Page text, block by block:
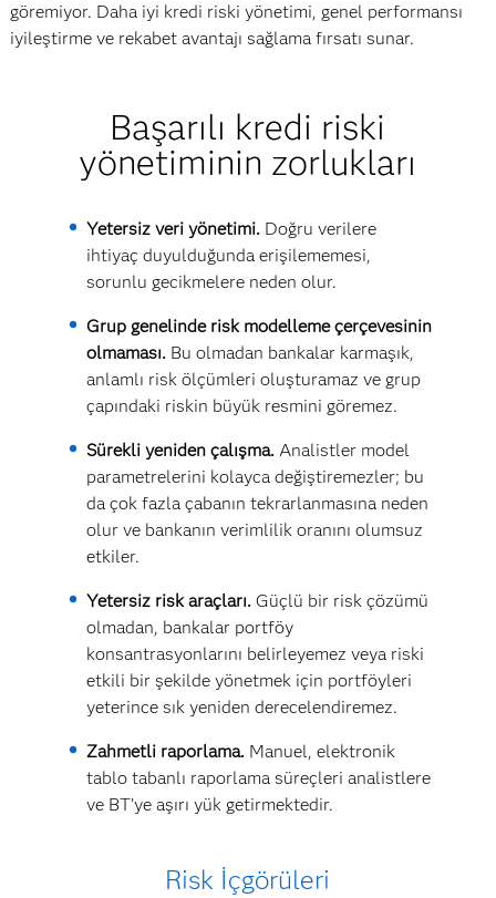
göremiyor. Daha iyi kredi riski yönetimi, genel performansı
iyileştirme ve rekabet avantajı sağlama fırsatı sunar.
Başarılı kredi riski
yönetiminin zorlukları
Yetersiz veri yönetimi.Doğru verilere
ihtiyaç duyulduğunda erişilememesi,
sorunlu gecikmelere neden olur.
Grup genelinde risk modelleme çerçevesinin
olmaması.Bu olmadan bankalar karmaşık,
anlamlı risk ölçümleri oluşturamaz ve grup
çapındaki riskin büyük resmini göremez.
Sürekli yeniden çalışma.Analistler model
parametrelerini kolayca değiştiremezler; bu
da çok fazla çabanın tekrarlanmasına neden
olur ve bankanın verimlilik oranını olumsuz
etkiler.
Yetersiz risk araçları.Güçlü bir risk çözümü
olmadan, bankalar portföy
konsantrasyonlarını belirleyemez veya riski
etkili bir şekilde yönetmek için portföyleri
yeterince sık yeniden derecelendiremez.
Zahmetli raporlama.Manuel, elektronik
tablo tabanlı raporlama süreçleri analistlere
ve BT’ye aşırı yük getirmektedir.
Risk İçgörüleri